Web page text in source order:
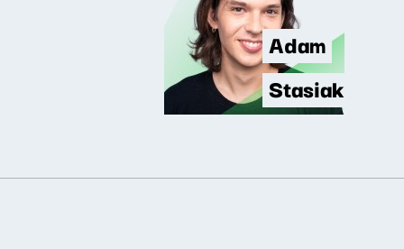
Adam
Stasiak